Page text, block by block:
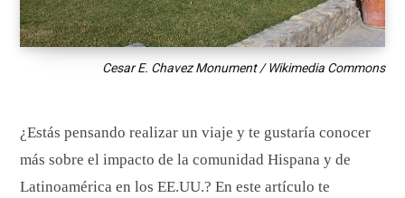
Cesar E. Chavez Monument / Wikimedia Commons
¿Estás pensando realizar un viaje y te gustaría conocer
más sobre el impacto de la comunidad Hispana y de
Latinoamérica en los EE.UU.? En este artículo te